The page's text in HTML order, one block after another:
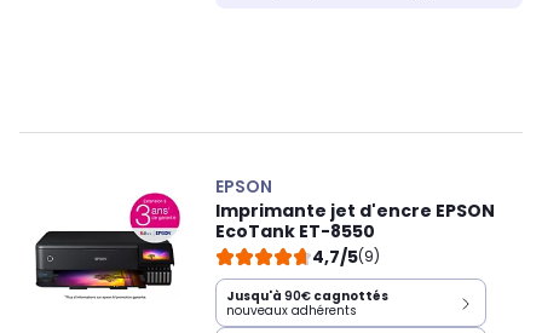
EPSON
Imprimante jet d'encre EPSON
EcoTank ET-8550
4,7/5(9)
Jusqu'à 90€ cagnottés
nouveaux adhérents